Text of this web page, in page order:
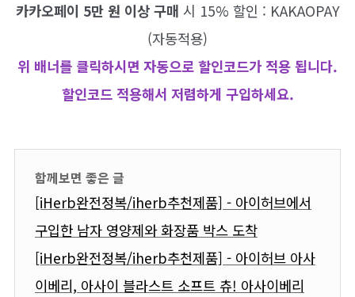
카카오페이 5만 원 이상 구매 시 15% 할인 : KAKAOPAY
(자동적용)
위 배너를 클릭하시면 자동으로 할인코드가 적용 됩니다.
할인코드 적용해서 저렴하게 구입하세요.
함께보면 좋은 글
[iHerb완전정복/iherb추천제품] - 아이허브에서
구입한 남자 영양제와 화장품 박스 도착
[iHerb완전정복/iherb추천제품] - 아이허브 아사
이베리, 아사이 블라스트 소프트 츄! 아사이베리